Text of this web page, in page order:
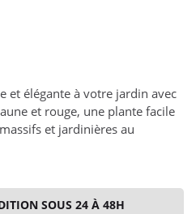
et élégante à votre jardin avec
et rouge, une plante facile
et jardinières au
SOUS 24 À 48H